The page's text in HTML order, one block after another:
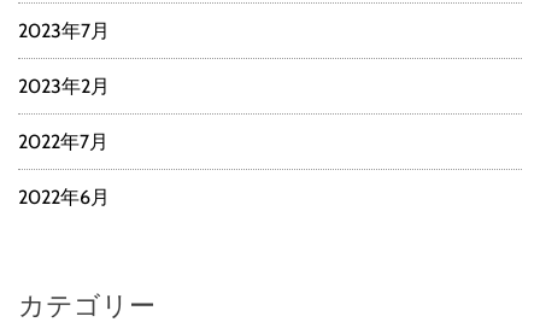
2023年7月
2023年2月
2022年7月
2022年6月
カテゴリー